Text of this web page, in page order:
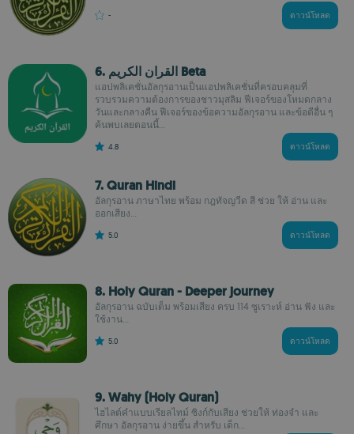
- ดาวน์โหลด
6. القران الكريم Beta
แอปพลิเคชั่นอัลกุรอานเป็นแอปพลิเคชั่นที่ครอบคลุมที่
รวบรวมความต้องการของชาวมุสลิม ฟีเจอร์ของโหมดกลาง
วันและกลางคืน ฟีเจอร์ของข้อความอัลกุรอาน และข้อดีอื่น ๆ
ค้นพบเลยตอนนี้...
4.8 ดาวน์โหลด
7. Quran Hindi
อัลกุรอาน ภาษาไทย พร้อม กฎทัจญวีด สี ช่วย ให้ อ่าน และ
ออกเสียง...
5.0 ดาวน์โหลด
8. Holy Quran - Deeper journey
อัลกุรอาน ฉบับเต็ม พร้อมเสียง ครบ 114 ซูเราะห์ อ่าน ฟัง และ
ใช้งาน...
5.0 ดาวน์โหลด
9. Wahy (Holy Quran)
ไฮไลต์คำแบบเรียลไทม์ ซิงก์กับเสียง ช่วยให้ ท่องจำ และ
ศึกษา อัลกุรอาน ง่ายขึ้น สำหรับ เด็ก...